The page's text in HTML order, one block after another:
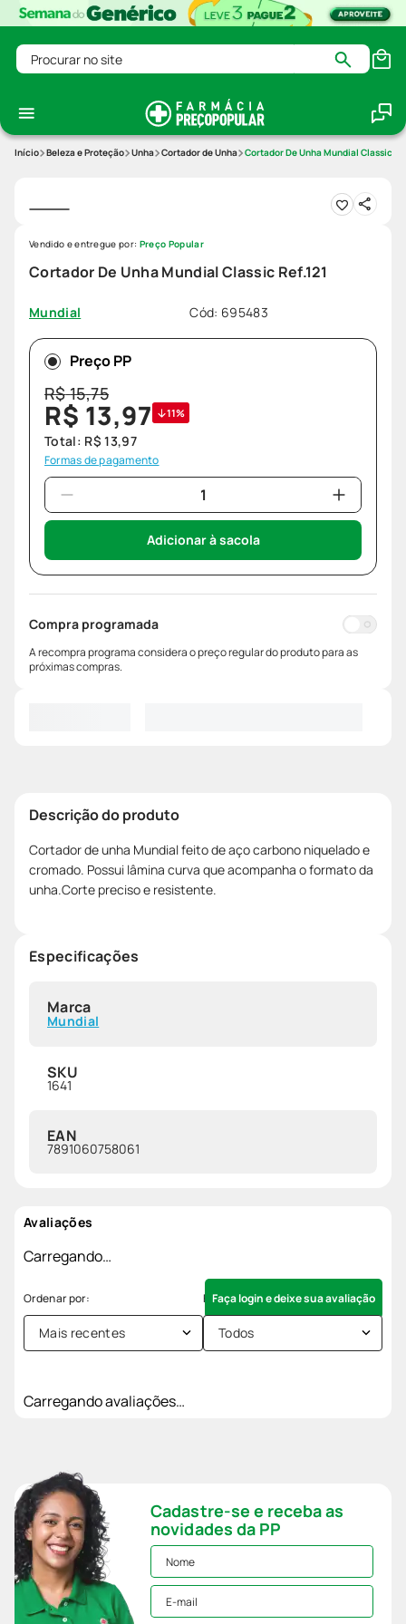
Procurar no site
Beleza e Proteção Unha Cortador de Unha Cortador De Unha Mundial Classic
Cortador De Unha Mundial Classic Ref.121
Mundial Cód: 695483
Vendido e entregue por: Preço Popular
Preço PP
R$15,75
R$ 13,97 11%
Total: R$ 13,97
Formas de pagamento
Adicionar à sacola
Compra programada
A recompra programa considera o preço regular do produto para as
próximas compras.
Descrição do produto
Cortador de unha Mundial feito de aço carbono niquelado e
cromado. Possui lâmina curva que acompanha o formato da
unha.Corte preciso e resistente.
Especificações
Marca
Mundial
SKU
1641
EAN
7891060758061
Avaliações
Carregando…
Faça login e deixe sua avaliação
Mais recentes Todos
Carregando avaliações…
Cadastre-se e receba as
novidades da PP